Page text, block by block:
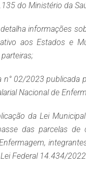
do Ministério da
informações
aos Estados e
n° 02/2023 publicada
Nacional de
da Lei
das parcelas de
Federal 14.434/